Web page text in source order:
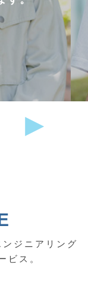
ジニアリング
ビス。